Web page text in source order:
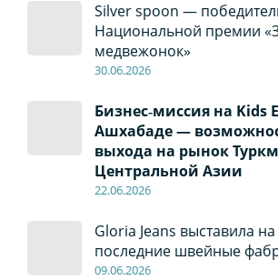
Silver spoon —
Национальной премии
медвежонок»
30.06.2026
Бизнес‑миссия на Kids
Ашхабаде —
выхода на рынок
Центральной Азии
22.06.2026
Gloria Jeans выставила
последние швейные
09.06.2026